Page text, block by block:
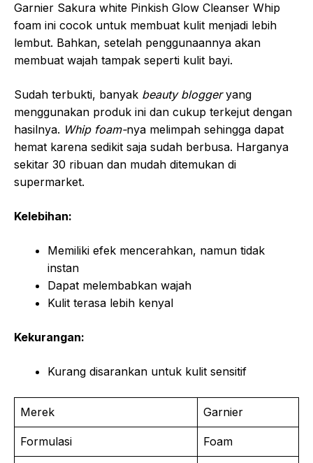
Garnier Sakura white Pinkish Glow Cleanser Whip
foam ini cocok untuk membuat kulit menjadi lebih
lembut. Bahkan, setelah penggunaannya akan
membuat wajah tampak seperti kulit bayi.
Sudah terbukti, banyak beauty bloggeryang
menggunakan produk ini dan cukup terkejut dengan
hasilnya. Whip foam-nya melimpah sehingga dapat
hemat karena sedikit saja sudah berbusa. Harganya
sekitar 30 ribuan dan mudah ditemukan di
supermarket.
Kelebihan:
Memiliki efek mencerahkan, namun tidak
instan
Dapat melembabkan wajah
Kulit terasa lebih kenyal
Kekurangan:
Kurang disarankan untuk kulit sensitif
Merek Garnier
Formulasi Foam